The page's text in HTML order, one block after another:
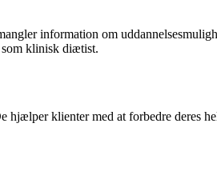
information om
som klinisk diætist.
klienter med at forbedre deres